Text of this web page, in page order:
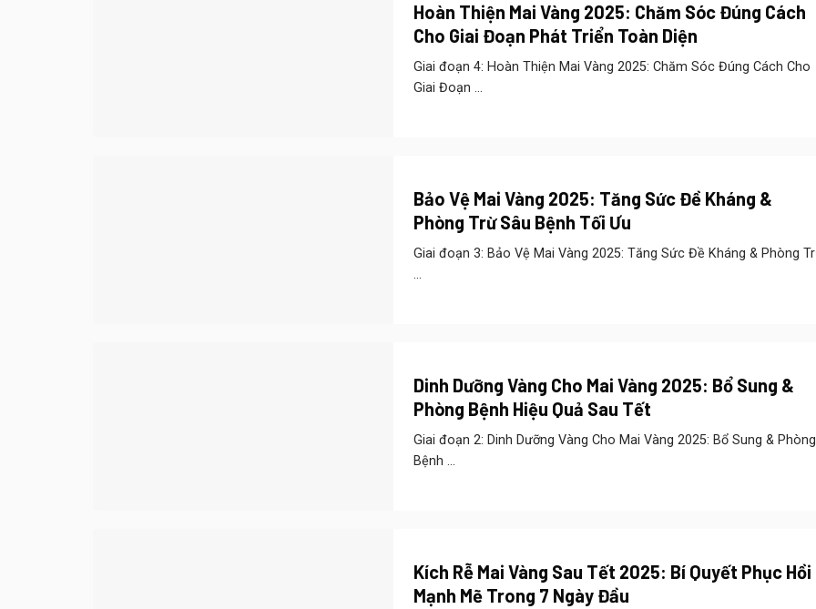
Hoàn Thiện Mai Vàng 2025: Chăm Sóc Đúng Cách
Cho Giai Đoạn Phát Triển Toàn Diện
Giai đoạn 4: Hoàn Thiện Mai Vàng 2025: Chăm Sóc Đúng Cách Cho
Giai Đoạn ...
Bảo Vệ Mai Vàng 2025: Tăng Sức Đề Kháng &
Phòng Trừ Sâu Bệnh Tối Ưu
Giai đoạn 3: Bảo Vệ Mai Vàng 2025: Tăng Sức Đề Kháng & Phòng
...
Dinh Dưỡng Vàng Cho Mai Vàng 2025: Bổ Sung &
Phòng Bệnh Hiệu Quả Sau Tết
Giai đoạn 2: Dinh Dưỡng Vàng Cho Mai Vàng 2025: Bổ Sung & Phòng
Bệnh ...
Kích Rễ Mai Vàng Sau Tết 2025: Bí Quyết Phục Hồi
Mạnh Mẽ Trong 7 Ngày Đầu